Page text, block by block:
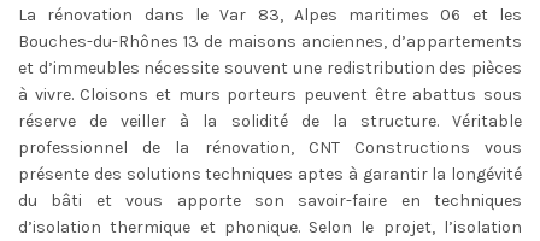
La rénovation dans le Var 83, Alpes maritimes 06 et les
Bouches-du-Rhônes 13 de maisons anciennes, d’appartements
et d’immeubles nécessite souvent une redistribution des pièces
à vivre. Cloisons et murs porteurs peuvent être abattus sous
réserve de veiller à la solidité de la structure. Véritable
professionnel de la rénovation, CNT Constructions vous
présente des solutions techniques aptes à garantir la longévité
du bâti et vous apporte son savoir-faire en techniques
d’isolation thermique et phonique. Selon le projet, l’isolation